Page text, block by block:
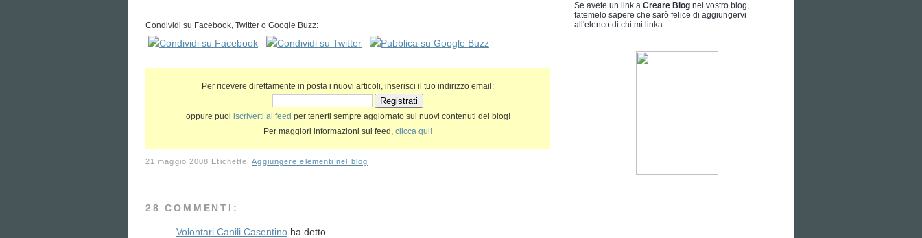
Condividi su Facebook, Twitter o Google Buzz:
Per ricevere direttamente in posta i nuovi articoli, inserisci il tuo indirizzo email:
oppure puoi iscriverti al feed per tenerti sempre aggiornato sui nuovi contenuti del blog!
Per maggiori informazioni sui feed, clicca qui!
21 maggio 2008 Etichette:Aggiungere elementi nel blog
28 COMMENTI:
Volontari Canili Casentino ha detto...
Se avete un link a Creare Blog nel vostro blog,
fatemelo sapere che sarò felice di aggiungervi
all'elenco di chi mi linka.